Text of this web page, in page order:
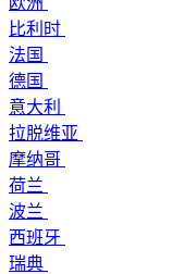
比利时
法国
德国
意大利
拉脱维亚
摩纳哥
荷兰
波兰
西班牙
瑞典